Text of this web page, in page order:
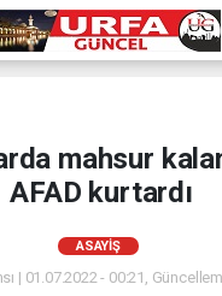
mahsur
AFAD kurtardı
ASAYIŞ
| 01.07.2022 - 00:21,